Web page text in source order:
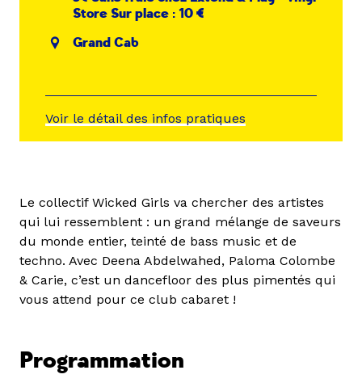
Store Sur place : 10 €
Grand Cab
Voir le détail des infos pratiques
Le collectif Wicked Girls va chercher des artistes
qui lui ressemblent : un grand mélange de saveurs
du monde entier, teinté de bass music et de
techno. Avec Deena Abdelwahed, Paloma Colombe
& Carie, c’est un dancefloor des plus pimentés qui
vous attend pour ce club cabaret !
Programmation